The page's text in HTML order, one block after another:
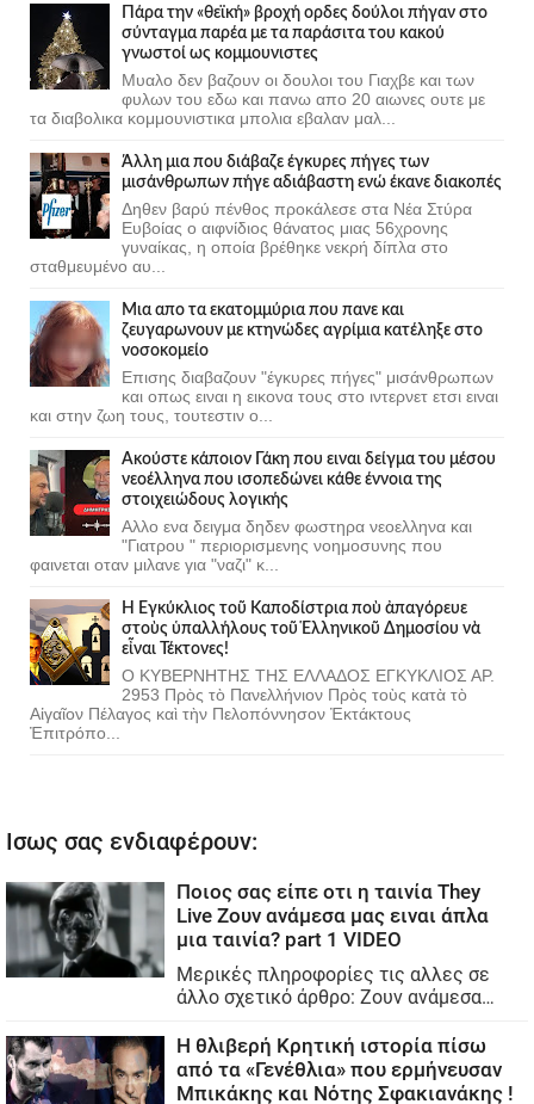
Πάρα την «θεϊκή» βροχή ορδες δούλοι πήγαν στο
σύνταγμα παρέα με τα παράσιτα του κακού
γνωστοί ως κομμουνιστες
Μυαλο δεν βαζουν οι δουλοι του Γιαχβε και των
φυλων του εδω και πανω απο 20 αιωνες ουτε με
τα διαβολικα κομμουνιστικα μπολια εβαλαν μαλ...
Άλλη μια που διάβαζε έγκυρες πήγες των
μισάνθρωπων πήγε αδιάβαστη ενώ έκανε διακοπές
Δηθεν βαρύ πένθος προκάλεσε στα Νέα Στύρα
Ευβοίας ο αιφνίδιος θάνατος μιας 56χρονης
γυναίκας, η οποία βρέθηκε νεκρή δίπλα στο
σταθμευμένο αυ...
Μια απο τα εκατομμύρια που πανε και
ζευγαρωνουν με κτηνώδες αγρίμια κατέληξε στο
νοσοκομείο
Επισης διαβαζουν "έγκυρες πήγες" μισάνθρωπων
και οπως ειναι η εικονα τους στο ιντερνετ ετσι ειναι
και στην ζωη τους, τουτεστιν ο...
Ακούστε κάποιον Γάκη που ειναι δείγμα του μέσου
νεοέλληνα που ισοπεδώνει κάθε έννοια της
στοιχειώδους λογικής
Αλλο ενα δειγμα δηδεν φωστηρα νεοελληνα και
"Γιατρου " περιορισμενης νοημοσυνης που
φαινεται οταν μιλανε για "ναζι" κ...
Ἡ Ἐγκύκλιος τοῦ Καποδίστρια ποὺ ἀπαγόρευε
στοὺς ὑπαλλήλους τοῦ Ἑλληνικοῦ Δημοσίου νὰ
εἶναι Τέκτονες!
Ο ΚΥΒΕΡΝΗΤΗΣ ΤΗΣ ΕΛΛΑΔΟΣ ΕΓΚΥΚΛΙΟΣ ΑΡ.
2953 Πρὸς τὸ Πανελλήνιον Πρὸς τοὺς κατὰ τὸ
Αἰγαῖον Πέλαγος καὶ τὴν Πελοπόννησον Ἐκτάκτους
Ἐπιτρόπο...